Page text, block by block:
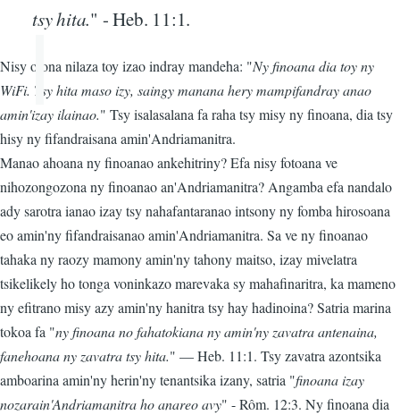
tsy hita." - Heb. 11:1.
Nisy olona nilaza toy izao indray mandeha: "Ny finoana dia toy ny
WiFi. Tsy hita maso izy, saingy manana hery mampifandray anao
amin'izay ilainao." Tsy isalasalana fa raha tsy misy ny finoana, dia tsy
hisy ny fifandraisana amin'Andriamanitra.
Manao ahoana ny finoanao ankehitriny? Efa nisy fotoana ve
nihozongozona ny finoanao an'Andriamanitra? Angamba efa nandalo
ady sarotra ianao izay tsy nahafantaranao intsony ny fomba hirosoana
eo amin'ny fifandraisanao amin'Andriamanitra. Sa ve ny finoanao
tahaka ny raozy mamony amin'ny tahony maitso, izay mivelatra
tsikelikely ho tonga voninkazo marevaka sy mahafinaritra, ka mameno
ny efitrano misy azy amin'ny hanitra tsy hay hadinoina? Satria marina
tokoa fa "ny finoana no fahatokiana ny amin'ny zavatra antenaina,
fanehoana ny zavatra tsy hita." — Heb. 11:1. Tsy zavatra azontsika
amboarina amin'ny herin'ny tenantsika izany, satria "finoana izay
nozarain'Andriamanitra ho anareo avy" - Rôm. 12:3. Ny finoana dia